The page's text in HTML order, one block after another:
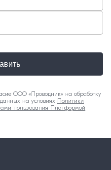
ООО «Проводник» на обработку
на условиях Политики
пользования Платформой